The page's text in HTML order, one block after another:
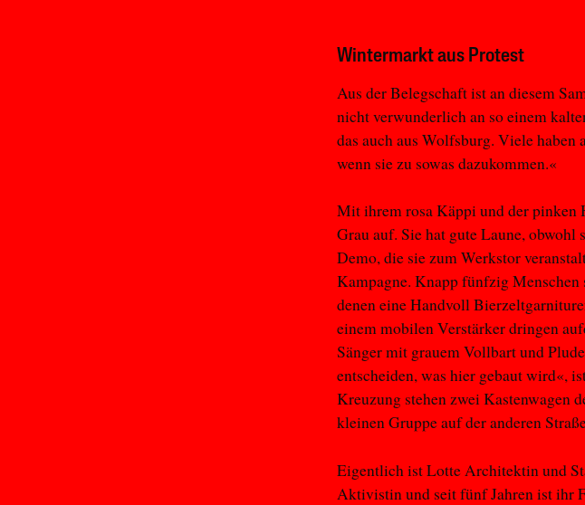
Wintermarkt aus Protest
Aus der Belegschaft ist an diesem
nicht verwunderlich an so einem
das auch aus Wolfsburg. Viele
wenn sie zu sowas dazukommen.«
Mit ihrem rosa Käppi und der
Grau auf. Sie hat gute Laune, obwohl
Demo, die sie zum Werkstor
Kampagne. Knapp fünfzig
denen eine Handvoll
einem mobilen Verstärker dringen
Sänger mit grauem Vollbart und
entscheiden, was hier gebaut wird«,
Kreuzung stehen zwei Kastenwagen
kleinen Gruppe auf der anderen
Eigentlich ist Lotte Architektin und
Aktivistin und seit fünf Jahren ist ihr